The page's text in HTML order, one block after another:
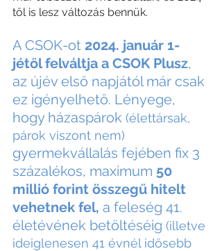
től is lesz változás bennük.
A CSOK-ot 2024. január 1-
jétől felváltja a CSOK Plusz,
az újév első napjától már csak
ez igényelhető. Lényege,
hogy házaspárok (élettársak,
párok viszont nem)
gyermekvállalás fejében fix 3
százalékos, maximum 50
millió forint összegű hitelt
vehetnek fel, a feleség 41.
életévének betöltéséig (illetve
ideiglenesen 41 évnél idősebb